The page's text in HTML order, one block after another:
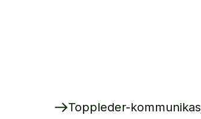
Toppleder-